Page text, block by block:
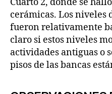
cerámicas. Los niveles
fueron relativamente
claro si estos niveles
actividades antiguas o
pisos de las bancas